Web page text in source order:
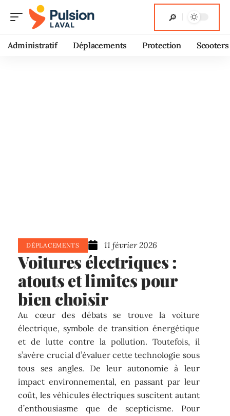
Administratif Déplacements Protection Scooters
DÉPLACEMENTS 11 février 2026
Voitures électriques :
atouts et limites pour
bien choisir
Au cœur des débats se trouve la voiture
électrique, symbole de transition énergétique
et de lutte contre la pollution. Toutefois, il
s’avère crucial d’évaluer cette technologie sous
tous ses angles. De leur autonomie à leur
impact environnemental, en passant par leur
coût, les véhicules électriques suscitent autant
d’enthousiasme que de scepticisme. Pour